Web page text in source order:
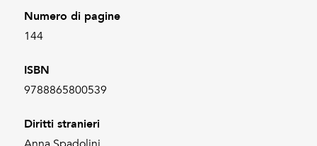
Numero di pagine
144
ISBN
9788865800539
Diritti stranieri